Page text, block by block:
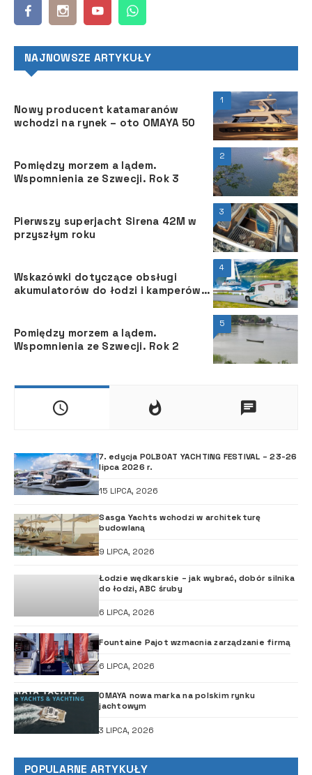
NAJNOWSZE ARTYKUŁY
1
Nowy producent katamaranów
wchodzi na rynek – oto OMAYA 50
2
Pomiędzy morzem a lądem.
Wspomnienia ze Szwecji. Rok 3
3
Pierwszy superjacht Sirena 42M w
przyszłym roku
4
Wskazówki dotyczące obsługi
akumulatorów do łodzi i kamperów
5
Pomiędzy morzem a lądem.
Wspomnienia ze Szwecji. Rok 2
7. edycja POLBOAT YACHTING FESTIVAL – 23-26
lipca 2026 r.
15 LIPCA, 2026
Sasga Yachts wchodzi w architekturę
budowlaną
9 LIPCA, 2026
Łodzie wędkarskie – jak wybrać, dobór silnika
do łodzi, ABC śruby
6 LIPCA, 2026
Fountaine Pajot wzmacnia zarządzanie firmą
6 LIPCA, 2026
OMAYA nowa marka na polskim rynku
jachtowym
3 LIPCA, 2026
POPULARNE ARTYKUŁY